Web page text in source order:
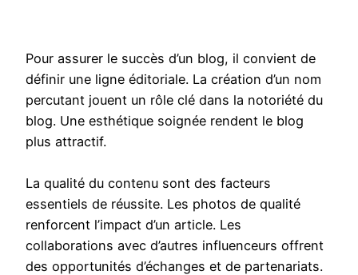
Pour assurer le succès d’un blog, il convient de
définir une ligne éditoriale. La création d’un nom
percutant jouent un rôle clé dans la notoriété du
blog. Une esthétique soignée rendent le blog
plus attractif.
La qualité du contenu sont des facteurs
essentiels de réussite. Les photos de qualité
renforcent l’impact d’un article. Les
collaborations avec d’autres influenceurs offrent
des opportunités d’échanges et de partenariats.